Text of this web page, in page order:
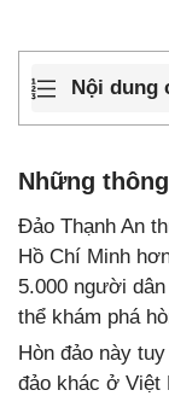
Nội dung
Những
Đảo Thạnh An
Hồ Chí Minh
5.000 người
thể khám phá
Hòn đảo này
đảo khác ở Việt